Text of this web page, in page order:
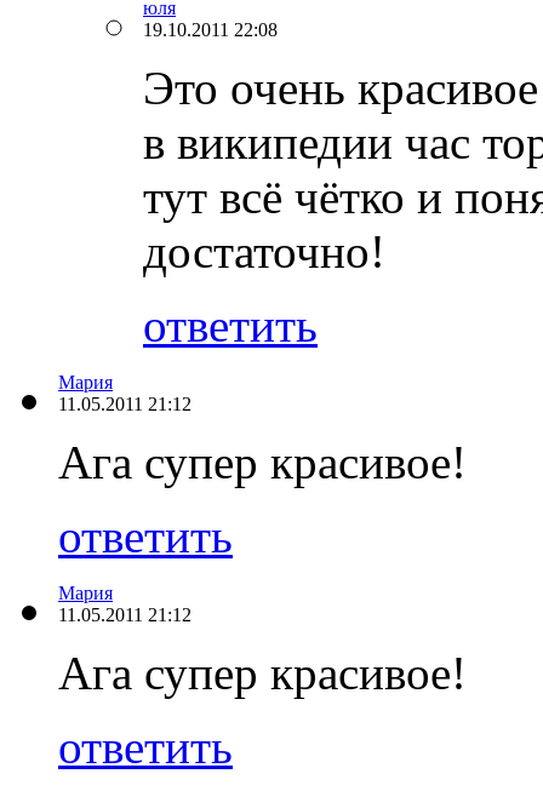
юля
19.10.2011 22:08
Это очень
в википедии час
тут всё чётко и
достаточно!
ответить
Мария
11.05.2011 21:12
Ага супер красивое!
ответить
Мария
11.05.2011 21:12
Ага супер красивое!
ответить